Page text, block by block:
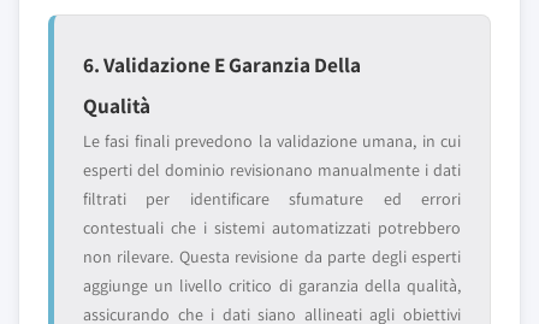
6. Validazione E Garanzia Della
Qualità
Le fasi finali prevedono la validazione umana, in cui
esperti del dominio revisionano manualmente i dati
filtrati per identificare sfumature ed errori
contestuali che i sistemi automatizzati potrebbero
non rilevare. Questa revisione da parte degli esperti
aggiunge un livello critico di garanzia della qualità,
assicurando che i dati siano allineati agli obiettivi